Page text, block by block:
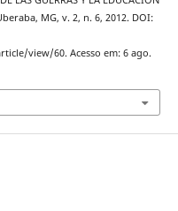
MG, v. 2, n. 6, 2012. DOI:
view/60. Acesso em: 6 ago.